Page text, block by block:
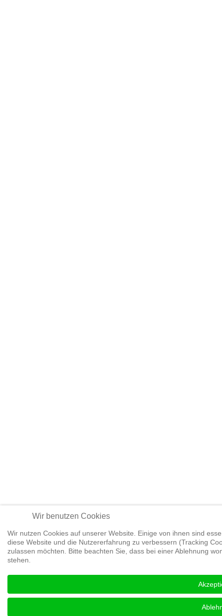
Wir benutzen Cookies
Wir nutzen Cookies auf unserer Website. Einige von ihnen sind
diese Website und die Nutzererfahrung zu verbessern (Tracking
zulassen möchten. Bitte beachten Sie, dass bei einer Ablehnung
stehen.